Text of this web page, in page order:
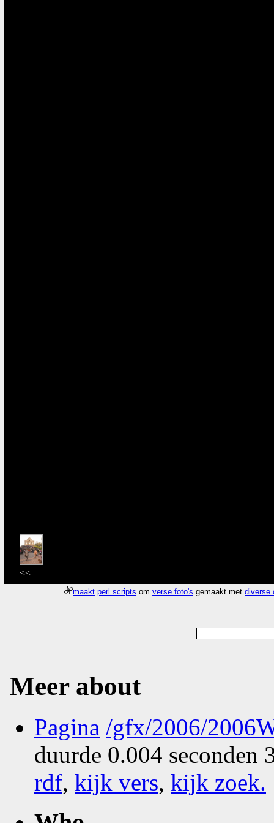
<<
maakt perl scripts omverse foto's gemaakt metdiverse
Meer about
Pagina /gfx/2006/
duurde 0.004 seconden
rdf, kijk vers, kijk zoek.